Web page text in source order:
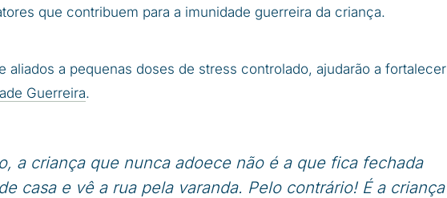
que contribuem para a imunidade guerreira da criança.
aliados a pequenas doses de stress controlado, ajudarão a fortalecer
Guerreira.
a criança que nunca adoece não é a que fica fechada
casa e vê a rua pela varanda. Pelo contrário! É a criança